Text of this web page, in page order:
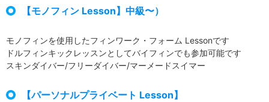
【モノフィン Lesson】中級〜）
モノフィンを使用したフィンワーク・フォーム Lessonです
ドルフィンキックレッスンとしてバイフィンでも参加可能です
スキンダイバー/フリーダイバー/マーメードスイマー
【パーソナルプライベート Lesson】